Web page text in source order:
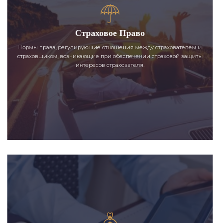
Страховое Право
Нормы права, регулирующие отношения между страхователем и
страховщиком, возникающие при обеспечении страховой защиты
интересов страхователя.